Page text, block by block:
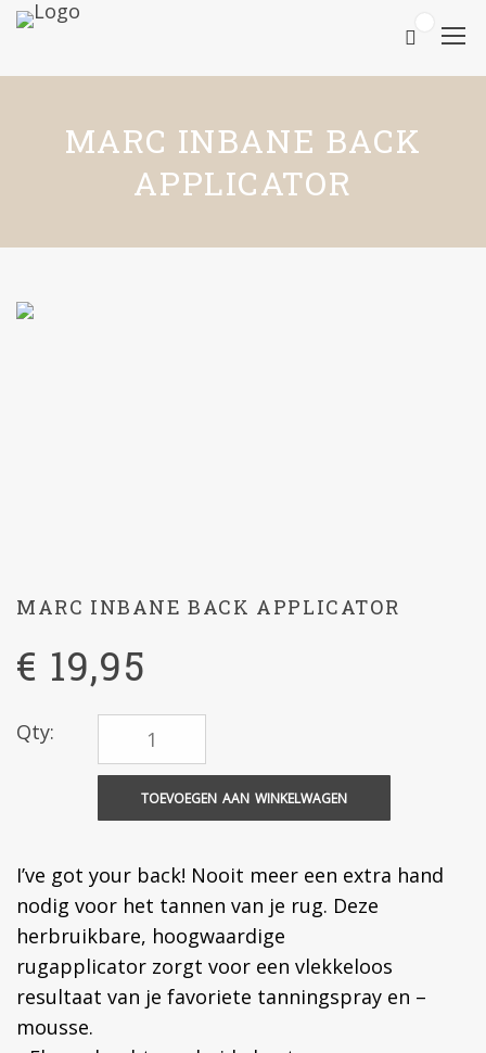
MARC INBANE BACK
APPLICATOR
MARC INBANE BACK APPLICATOR
€ 19,95
Qty:
TOEVOEGEN AAN WINKELWAGEN
I’ve got your back! Nooit meer een extra hand
nodig voor het tannen van je rug. Deze
herbruikbare, hoogwaardige
rugapplicator zorgt voor een vlekkeloos
resultaat van je favoriete tanningspray en –
mousse.